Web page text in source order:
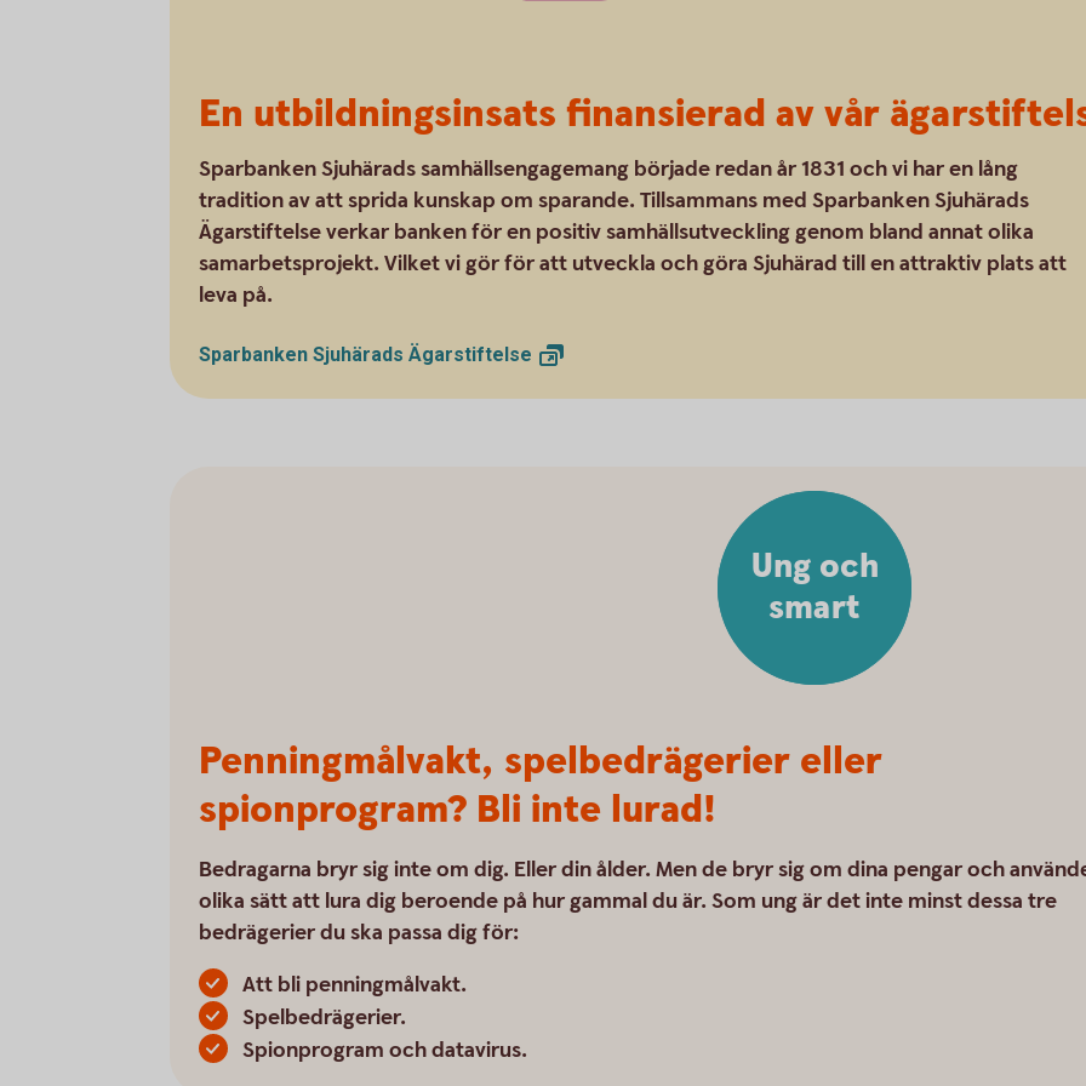
En utbildningsinsats finansierad av vår
Sparbanken Sjuhärads samhällsengagemang började redan år 1831 och vi har en lång
tradition av att sprida kunskap om sparande. Tillsammans med Sparbanken Sjuhärads
Ägarstiftelse verkar banken för en positiv samhällsutveckling genom bland annat olika
samarbetsprojekt. Vilket vi gör för att utveckla och göra Sjuhärad till en attraktiv plats att
leva på.
Sparbanken Sjuhärads Ägarstiftelse
Penningmålvakt, spelbedrägerier eller
spionprogram? Bli inte lurad!
Bedragarna bryr sig inte om dig. Eller din ålder. Men de bryr sig om dina pengar och
olika sätt att lura dig beroende på hur gammal du är. Som ung är det inte minst dessa tre
bedrägerier du ska passa dig för:
Att bli penningmålvakt.
Spelbedrägerier.
Spionprogram och datavirus.
Ung och
smart